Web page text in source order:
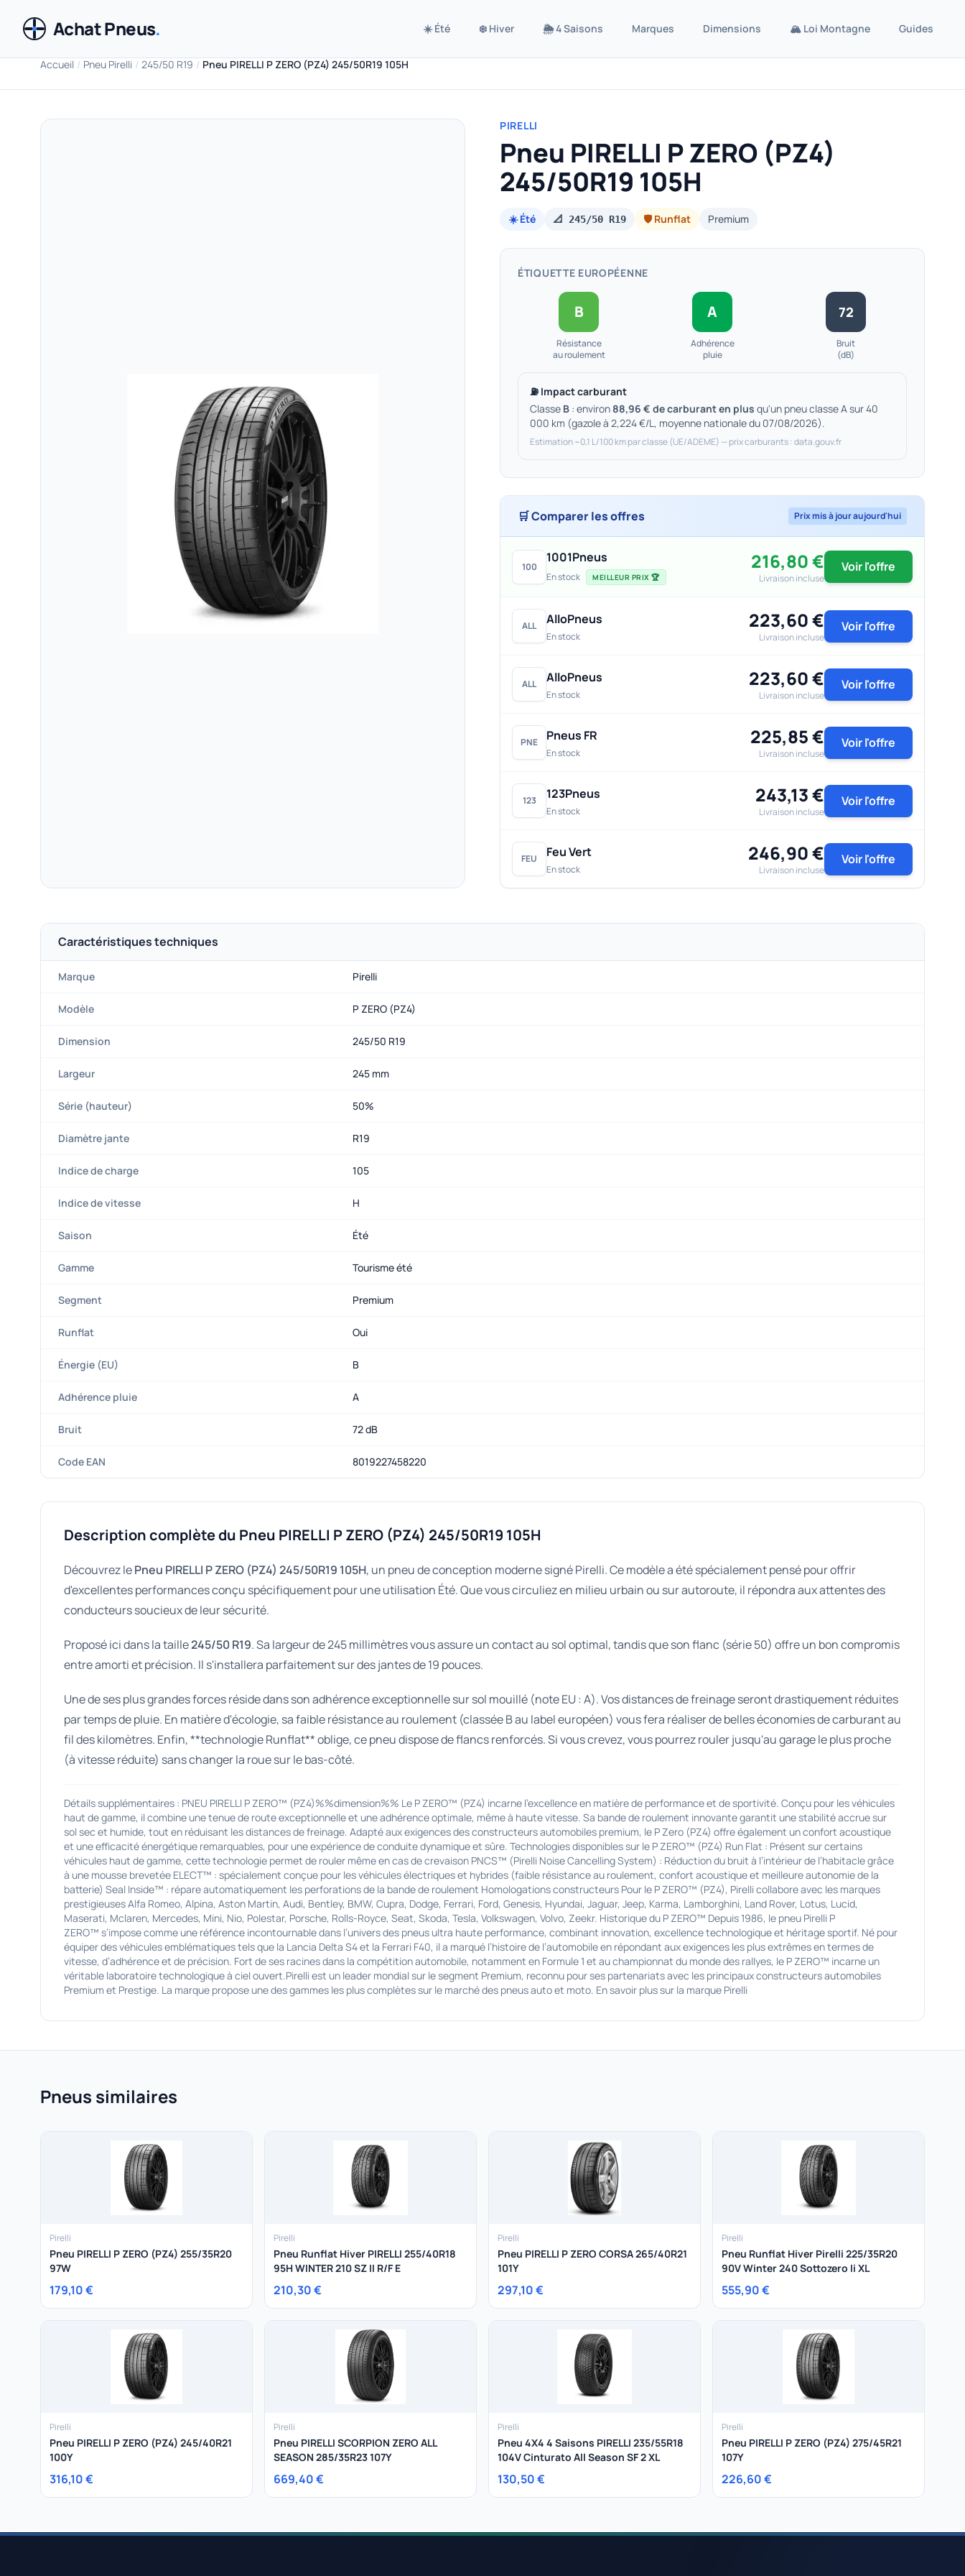
Achat Pneus. ☀️ Été ❄️ Hiver 🌦️ 4 Saisons Marques Dimensions 🏔️ Loi Montagne Guides
Accueil / Pneu Pirelli / 245/50 R19 / Pneu PIRELLI P ZERO (PZ4) 245/50R19 105H
PIRELLI
Pneu PIRELLI P ZERO (PZ4)
245/50R19 105H
☀️ Été 📐 245/50 R19 🛡️ Runflat Premium
ÉTIQUETTE EUROPÉENNE
B
Résistance
au roulement
A
Adhérence
pluie
72
Bruit
(dB)
⛽ Impact carburant
Classe B : environ 88,96 € de carburant en plus qu'un pneu classe A sur 40
000 km (gazole à 2,224 €/L, moyenne nationale du 07/08/2026).
Estimation ~0,1 L/100 km par classe (UE/ADEME) — prix carburants : data.gouv.fr
🛒 Comparer les offres Prix mis à jour aujourd'hui
100
1001Pneus
En stock MEILLEUR PRIX 🏆
216,80 €
Livraison incluse
Voir l'offre
ALL AlloPneus
En stock
223,60 €
Livraison incluse
Voir l'offre
ALL AlloPneus
En stock
223,60 €
Livraison incluse
Voir l'offre
PNE Pneus FR
En stock
225,85 €
Livraison incluse
Voir l'offre
123 123Pneus
En stock
243,13 €
Livraison incluse
Voir l'offre
FEU Feu Vert
En stock
246,90 €
Livraison incluse
Voir l'offre
Caractéristiques techniques
Marque Pirelli
Modèle P ZERO (PZ4)
Dimension 245/50 R19
Largeur 245 mm
Série (hauteur) 50%
Diamètre jante R19
Indice de charge 105
Indice de vitesse H
Saison Été
Gamme Tourisme été
Segment Premium
Runflat Oui
Énergie (EU) B
Adhérence pluie A
Bruit 72 dB
Code EAN 8019227458220
Description complète du Pneu PIRELLI P ZERO (PZ4) 245/50R19 105H
Découvrez lePneu PIRELLI P ZERO (PZ4) 245/50R19 105H, un pneu de conception moderne signé Pirelli. Ce modèle a été spécialement pensé pour offrir
d'excellentes performances conçu spécifiquement pour une utilisation Été. Que vous circuliez en milieu urbain ou sur autoroute, il répondra aux attentes des
conducteurs soucieux de leur sécurité.
Proposé ici dans la taille245/50 R19. Sa largeur de 245 millimètres vous assure un contact au sol optimal, tandis que son flanc (série 50) offre un bon compromis
entre amorti et précision. Il s'installera parfaitement sur des jantes de 19 pouces.
Une de ses plus grandes forces réside dans son adhérence exceptionnelle sur sol mouillé (note EU : A). Vos distances de freinage seront drastiquement réduites
par temps de pluie. En matière d'écologie, sa faible résistance au roulement (classée B au label européen) vous fera réaliser de belles économies de carburant au
fil des kilomètres. Enfin, **technologie Runflat** oblige, ce pneu dispose de flancs renforcés. Si vous crevez, vous pourrez rouler jusqu'au garage le plus proche
(à vitesse réduite) sans changer la roue sur le bas-côté.
Détails supplémentaires : PNEU PIRELLI P ZERO™ (PZ4)%%dimension%% Le P ZERO™ (PZ4) incarne l'excellence en matière de performance et de sportivité. Conçu pour les véhicules
haut de gamme, il combine une tenue de route exceptionnelle et une adhérence optimale, même à haute vitesse. Sa bande de roulement innovante garantit une stabilité accrue sur
sol sec et humide, tout en réduisant les distances de freinage. Adapté aux exigences des constructeurs automobiles premium, le P Zero (PZ4) offre également un confort acoustique
et une efficacité énergétique remarquables, pour une expérience de conduite dynamique et sûre. Technologies disponibles sur le P ZERO™ (PZ4) Run Flat : Présent sur certains
véhicules haut de gamme, cette technologie permet de rouler même en cas de crevaison PNCS™ (Pirelli Noise Cancelling System) : Réduction du bruit à l’intérieur de l’habitacle grâce
à une mousse brevetée ELECT™ : spécialement conçue pour les véhicules électriques et hybrides (faible résistance au roulement, confort acoustique et meilleure autonomie de la
batterie) Seal Inside™ : répare automatiquement les perforations de la bande de roulement Homologations constructeurs Pour le P ZERO™ (PZ4), Pirelli collabore avec les marques
prestigieuses Alfa Romeo, Alpina, Aston Martin, Audi, Bentley, BMW, Cupra, Dodge, Ferrari, Ford, Genesis, Hyundai, Jaguar, Jeep, Karma, Lamborghini, Land Rover, Lotus, Lucid,
Maserati, Mclaren, Mercedes, Mini, Nio, Polestar, Porsche, Rolls-Royce, Seat, Skoda, Tesla, Volkswagen, Volvo, Zeekr. Historique du P ZERO™ Depuis 1986, le pneu Pirelli P
ZERO™ s’impose comme une référence incontournable dans l’univers des pneus ultra haute performance, combinant innovation, excellence technologique et héritage sportif. Né pour
équiper des véhicules emblématiques tels que la Lancia Delta S4 et la Ferrari F40, il a marqué l’histoire de l’automobile en répondant aux exigences les plus extrêmes en termes de
vitesse, d’adhérence et de précision. Fort de ses racines dans la compétition automobile, notamment en Formule 1 et au championnat du monde des rallyes, le P ZERO™ incarne un
véritable laboratoire technologique à ciel ouvert.Pirelli est un leader mondial sur le segment Premium, reconnu pour ses partenariats avec les principaux constructeurs automobiles
Premium et Prestige. La marque propose une des gammes les plus complètes sur le marché des pneus auto et moto. En savoir plus sur la marque Pirelli
Pneus similaires
Pirelli
Pneu PIRELLI P ZERO (PZ4) 255/35R20
97W
179,10 €
Pirelli
Pneu Runflat Hiver PIRELLI 255/40R18
95H WINTER 210 SZ II R/F E
210,30 €
Pirelli
Pneu PIRELLI P ZERO CORSA 265/40R21
101Y
297,10 €
Pirelli
Pneu Runflat Hiver Pirelli 225/35R20
90V Winter 240 Sottozero Ii XL
555,90 €
Pirelli
Pneu PIRELLI P ZERO (PZ4) 245/40R21
100Y
316,10 €
Pirelli
Pneu PIRELLI SCORPION ZERO ALL
SEASON 285/35R23 107Y
669,40 €
Pirelli
Pneu 4X4 4 Saisons PIRELLI 235/55R18
104V Cinturato All Season SF 2 XL
130,50 €
Pirelli
Pneu PIRELLI P ZERO (PZ4) 275/45R21
107Y
226,60 €